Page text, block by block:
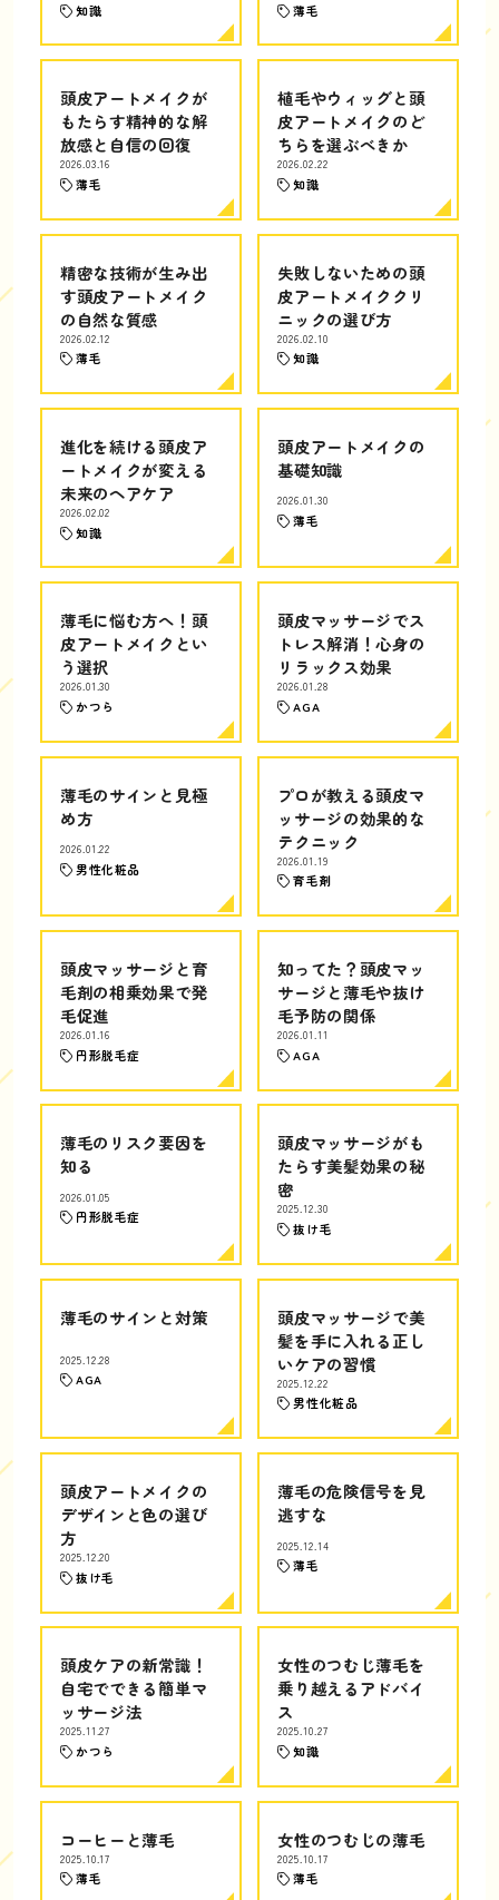
知識 薄毛
頭皮アートメイクが
もたらす精神的な解
放感と自信の回復
2026.03.16
薄毛
植毛やウィッグと頭
皮アートメイクのど
ちらを選ぶべきか
2026.02.22
知識
精密な技術が生み出
す頭皮アートメイク
の自然な質感
2026.02.12
薄毛
失敗しないための頭
皮アートメイククリ
ニックの選び方
2026.02.10
知識
進化を続ける頭皮ア
ートメイクが変える
未来のヘアケア
2026.02.02
知識
頭皮アートメイクの
基礎知識
2026.01.30
薄毛
薄毛に悩む方へ！頭
皮アートメイクとい
う選択
2026.01.30
かつら
頭皮マッサージでス
トレス解消！心身の
リラックス効果
2026.01.28
AGA
薄毛のサインと見極
め方
2026.01.22
男性化粧品
プロが教える頭皮マ
ッサージの効果的な
テクニック
2026.01.19
育毛剤
頭皮マッサージと育
毛剤の相乗効果で発
毛促進
2026.01.16
円形脱毛症
知ってた？頭皮マッ
サージと薄毛や抜け
毛予防の関係
2026.01.11
AGA
薄毛のリスク要因を
知る
2026.01.05
円形脱毛症
頭皮マッサージがも
たらす美髪効果の秘
密
2025.12.30
抜け毛
薄毛のサインと対策
2025.12.28
AGA
頭皮マッサージで美
髪を手に入れる正し
いケアの習慣
2025.12.22
男性化粧品
頭皮アートメイクの
デザインと色の選び
方
2025.12.20
抜け毛
薄毛の危険信号を見
逃すな
2025.12.14
薄毛
頭皮ケアの新常識！
自宅でできる簡単マ
ッサージ法
2025.11.27
かつら
女性のつむじ薄毛を
乗り越えるアドバイ
ス
2025.10.27
知識
コーヒーと薄毛
2025.10.17
薄毛
女性のつむじの薄毛
2025.10.17
薄毛